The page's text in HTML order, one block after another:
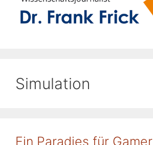
Simulation
Ein Paradies für Gamer